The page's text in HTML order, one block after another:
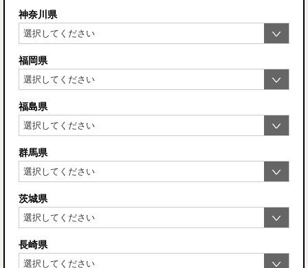
神奈川県
福岡県
福島県
群馬県
茨城県
長崎県